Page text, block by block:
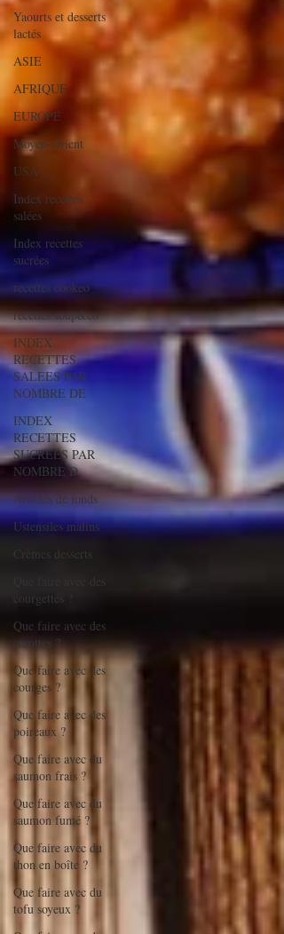
Yaourts et desserts
lactés
ASIE
AFRIQUE
EUROPE
Moyen-Orient
USA
Index recettes
salées
Index recettes
sucrées
recettes cookeo
recettes soup&co
INDEX
RECETTES
SALEES PAR
NOMBRE DE
INDEX
RECETTES
SUCREES PAR
NOMBRE D
Articles de fonds
Ustensiles malins
Crèmes desserts
courgettes ?
Que faire avec des
carottes ?
Que faire avec des
courges ?
Que faire avec des
poireaux ?
Que faire avec du
saumon frais ?
Que faire avec du
saumon fumé ?
Que faire avec du
thon en boîte ?
Que faire avec du
tofu soyeux ?